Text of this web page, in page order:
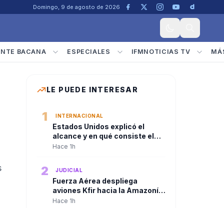
Domingo, 9 de agosto de 2026
BACANA ESPECIALES IFMNOTICIAS TV
LE PUEDE INTERESAR
1 INTERNACIONAL
Estados Unidos explicó el
alcance y en qué consiste el
paquete de seguridad de
Abelardo De La Espriella
Hace 1h
2 JUDICIAL
Fuerza Aérea despliega
aviones Kfir hacia la Amazonía
tras consejo de seguridad del
Hace 1h